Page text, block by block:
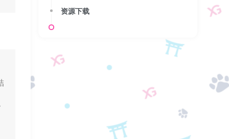
资源下载
资源下载